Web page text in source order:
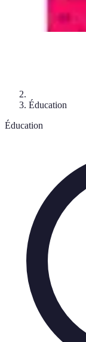
Éducation
Éducation